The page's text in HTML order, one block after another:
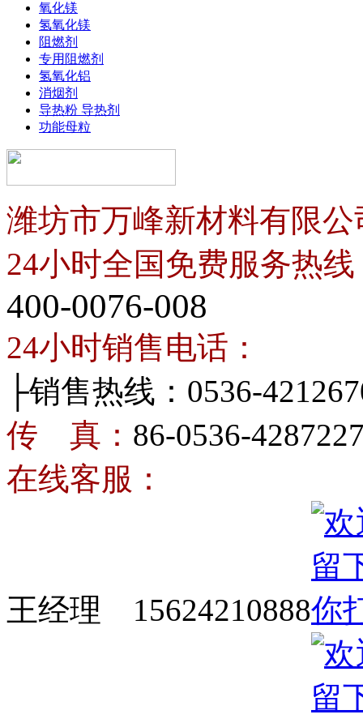
氧化镁
氢氧化镁
阻燃剂
专用阻燃剂
氢氧化铝
消烟剂
导热粉 导热剂
功能母粒
潍坊市万峰新材料有限公
24小时全国免费服务热线
400-0076-008
24小时销售电话：
├销售热线：0536-
传 真： 86-0536-
在线客服：
王经理 15624210888